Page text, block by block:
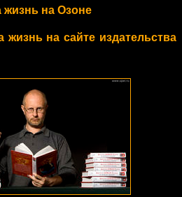
жизнь на Озоне
жизнь на сайте издательства